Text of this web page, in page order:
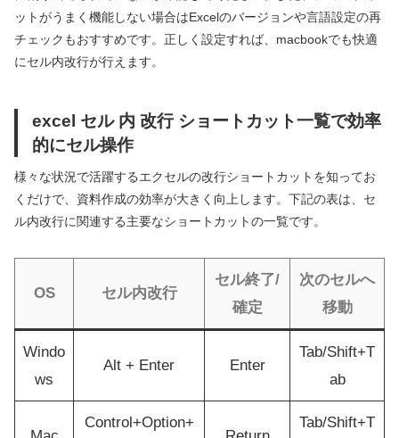
ットがうまく機能しない場合はExcelのバージョンや言語設定の再
チェックもおすすめです。正しく設定すれば、macbookでも快適
にセル内改行が行えます。
excel セル 内 改行 ショートカット一覧で効率
的にセル操作
様々な状況で活躍するエクセルの改行ショートカットを知ってお
くだけで、資料作成の効率が大きく向上します。下記の表は、セ
ル内改行に関連する主要なショートカットの一覧です。
OS セル内改行
セル終了/
確定
次のセルへ
移動
Windo
ws
Alt + Enter Enter
Tab/Shift+T
ab
Control+Option+
Tab/Shift+T